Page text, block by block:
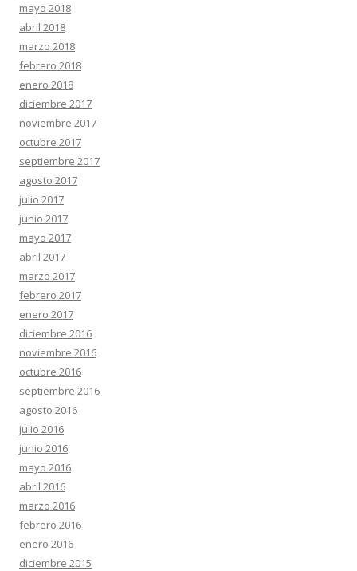
mayo 2018
abril 2018
marzo 2018
febrero 2018
enero 2018
diciembre 2017
noviembre 2017
octubre 2017
septiembre 2017
agosto 2017
julio 2017
junio 2017
mayo 2017
abril 2017
marzo 2017
febrero 2017
enero 2017
diciembre 2016
noviembre 2016
octubre 2016
septiembre 2016
agosto 2016
julio 2016
junio 2016
mayo 2016
abril 2016
marzo 2016
febrero 2016
enero 2016
diciembre 2015